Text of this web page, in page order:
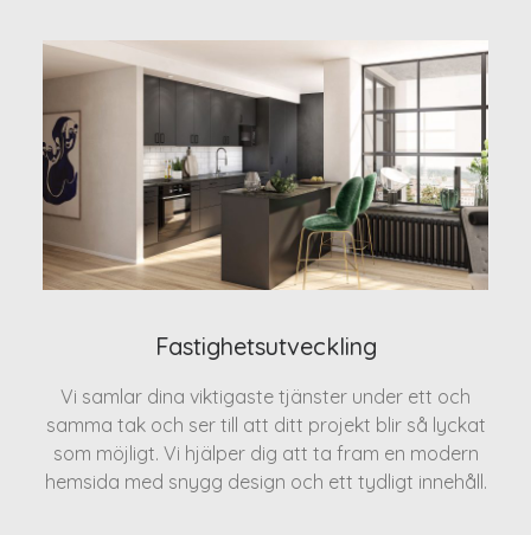
Fastighetsutveckling
Vi samlar dina viktigaste tjänster under ett och
samma tak och ser till att ditt projekt blir så lyckat
som möjligt. Vi hjälper dig att ta fram en modern
hemsida med snygg design och ett tydligt innehåll.